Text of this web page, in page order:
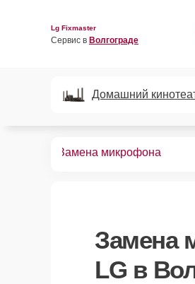
Lg Fixmaster
Сервис в Волгограде
Домашний
Замена микрофона
Замена
LG в